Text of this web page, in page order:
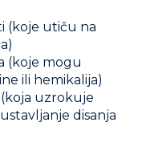
(koje utiču na
(koje mogu
ili hemikalija)
uzrokuje
disanja